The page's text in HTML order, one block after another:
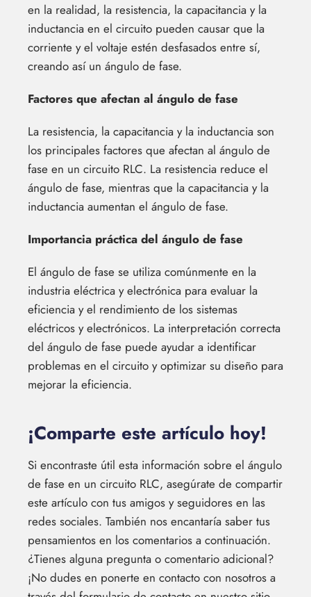
en la realidad, la resistencia, la capacitancia y la
inductancia en el circuito pueden causar que la
corriente y el voltaje estén desfasados ​​entre sí,
creando así un ángulo de fase.
Factores que afectan al ángulo de fase
La resistencia, la capacitancia y la inductancia son
los principales factores que afectan al ángulo de
fase en un circuito RLC. La resistencia reduce el
ángulo de fase, mientras que la capacitancia y la
inductancia aumentan el ángulo de fase.
Importancia práctica del ángulo de fase
El ángulo de fase se utiliza comúnmente en la
industria eléctrica y electrónica para evaluar la
eficiencia y el rendimiento de los sistemas
eléctricos y electrónicos. La interpretación correcta
del ángulo de fase puede ayudar a identificar
problemas en el circuito y optimizar su diseño para
mejorar la eficiencia.
¡Comparte este artículo hoy!
Si encontraste útil esta información sobre el ángulo
de fase en un circuito RLC, asegúrate de compartir
este artículo con tus amigos y seguidores en las
redes sociales. También nos encantaría saber tus
pensamientos en los comentarios a continuación.
¿Tienes alguna pregunta o comentario adicional?
¡No dudes en ponerte en contacto con nosotros a